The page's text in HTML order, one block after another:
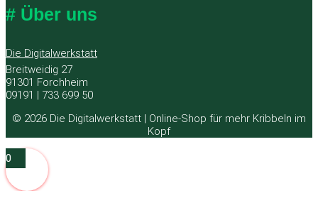
# Über uns
Die Digitalwerkstatt
Breitweidig 27
91301 Forchheim
09191 | 733 699 50
© 2026 Die Digitalwerkstatt | Online-Shop für mehr Kribbeln im
Kopf
0